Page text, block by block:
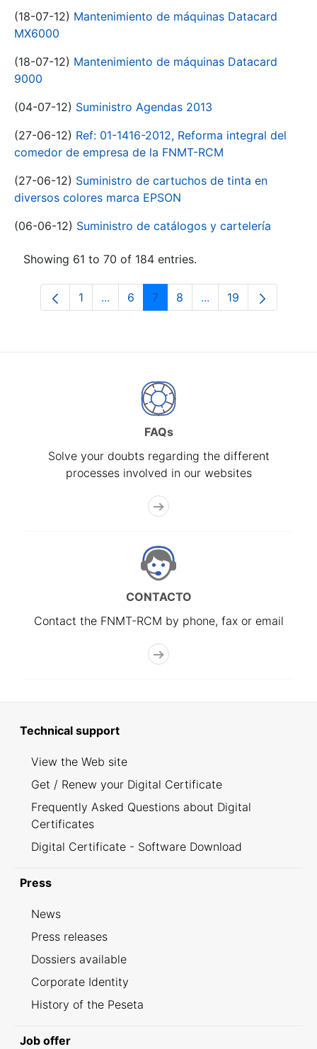
(18-07-12) Mantenimiento de máquinas Datacard
MX6000
(18-07-12) Mantenimiento de máquinas Datacard
9000
(04-07-12) Suministro Agendas 2013
(27-06-12) Ref: 01-1416-2012, Reforma integral del
comedor de empresa de la FNMT-RCM
(27-06-12) Suministro de cartuchos de tinta en
diversos colores marca EPSON
(06-06-12) Suministro de catálogos y cartelería
Showing 61 to 70 of 184 entries.
Page
1 ...Intermediate Pages Use TAB to
Page
6 Page
7 Page
8 ...Intermediate Pages
Page
19
FAQs
Solve your doubts regarding the different
processes involved in our websites
CONTACTO
Contact the FNMT-RCM by phone, fax or email
Technical support
View the Web site
Get / Renew your Digital Certificate
Frequently Asked Questions about Digital
Certificates
Digital Certificate - Software Download
Press
News
Press releases
Dossiers available
Corporate Identity
History of the Peseta
Job offer